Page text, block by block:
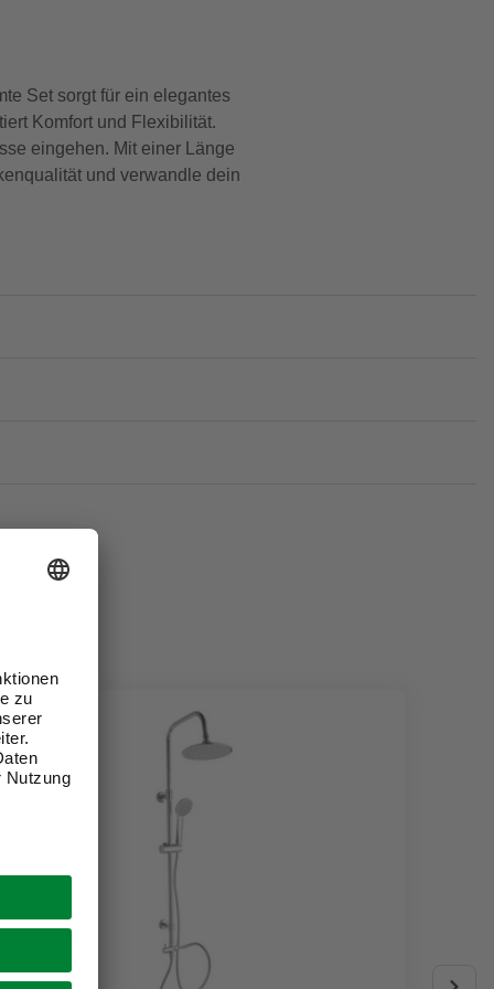
Set sorgt für ein elegantes
Komfort und Flexibilität.
eingehen. Mit einer Länge
und verwandle dein